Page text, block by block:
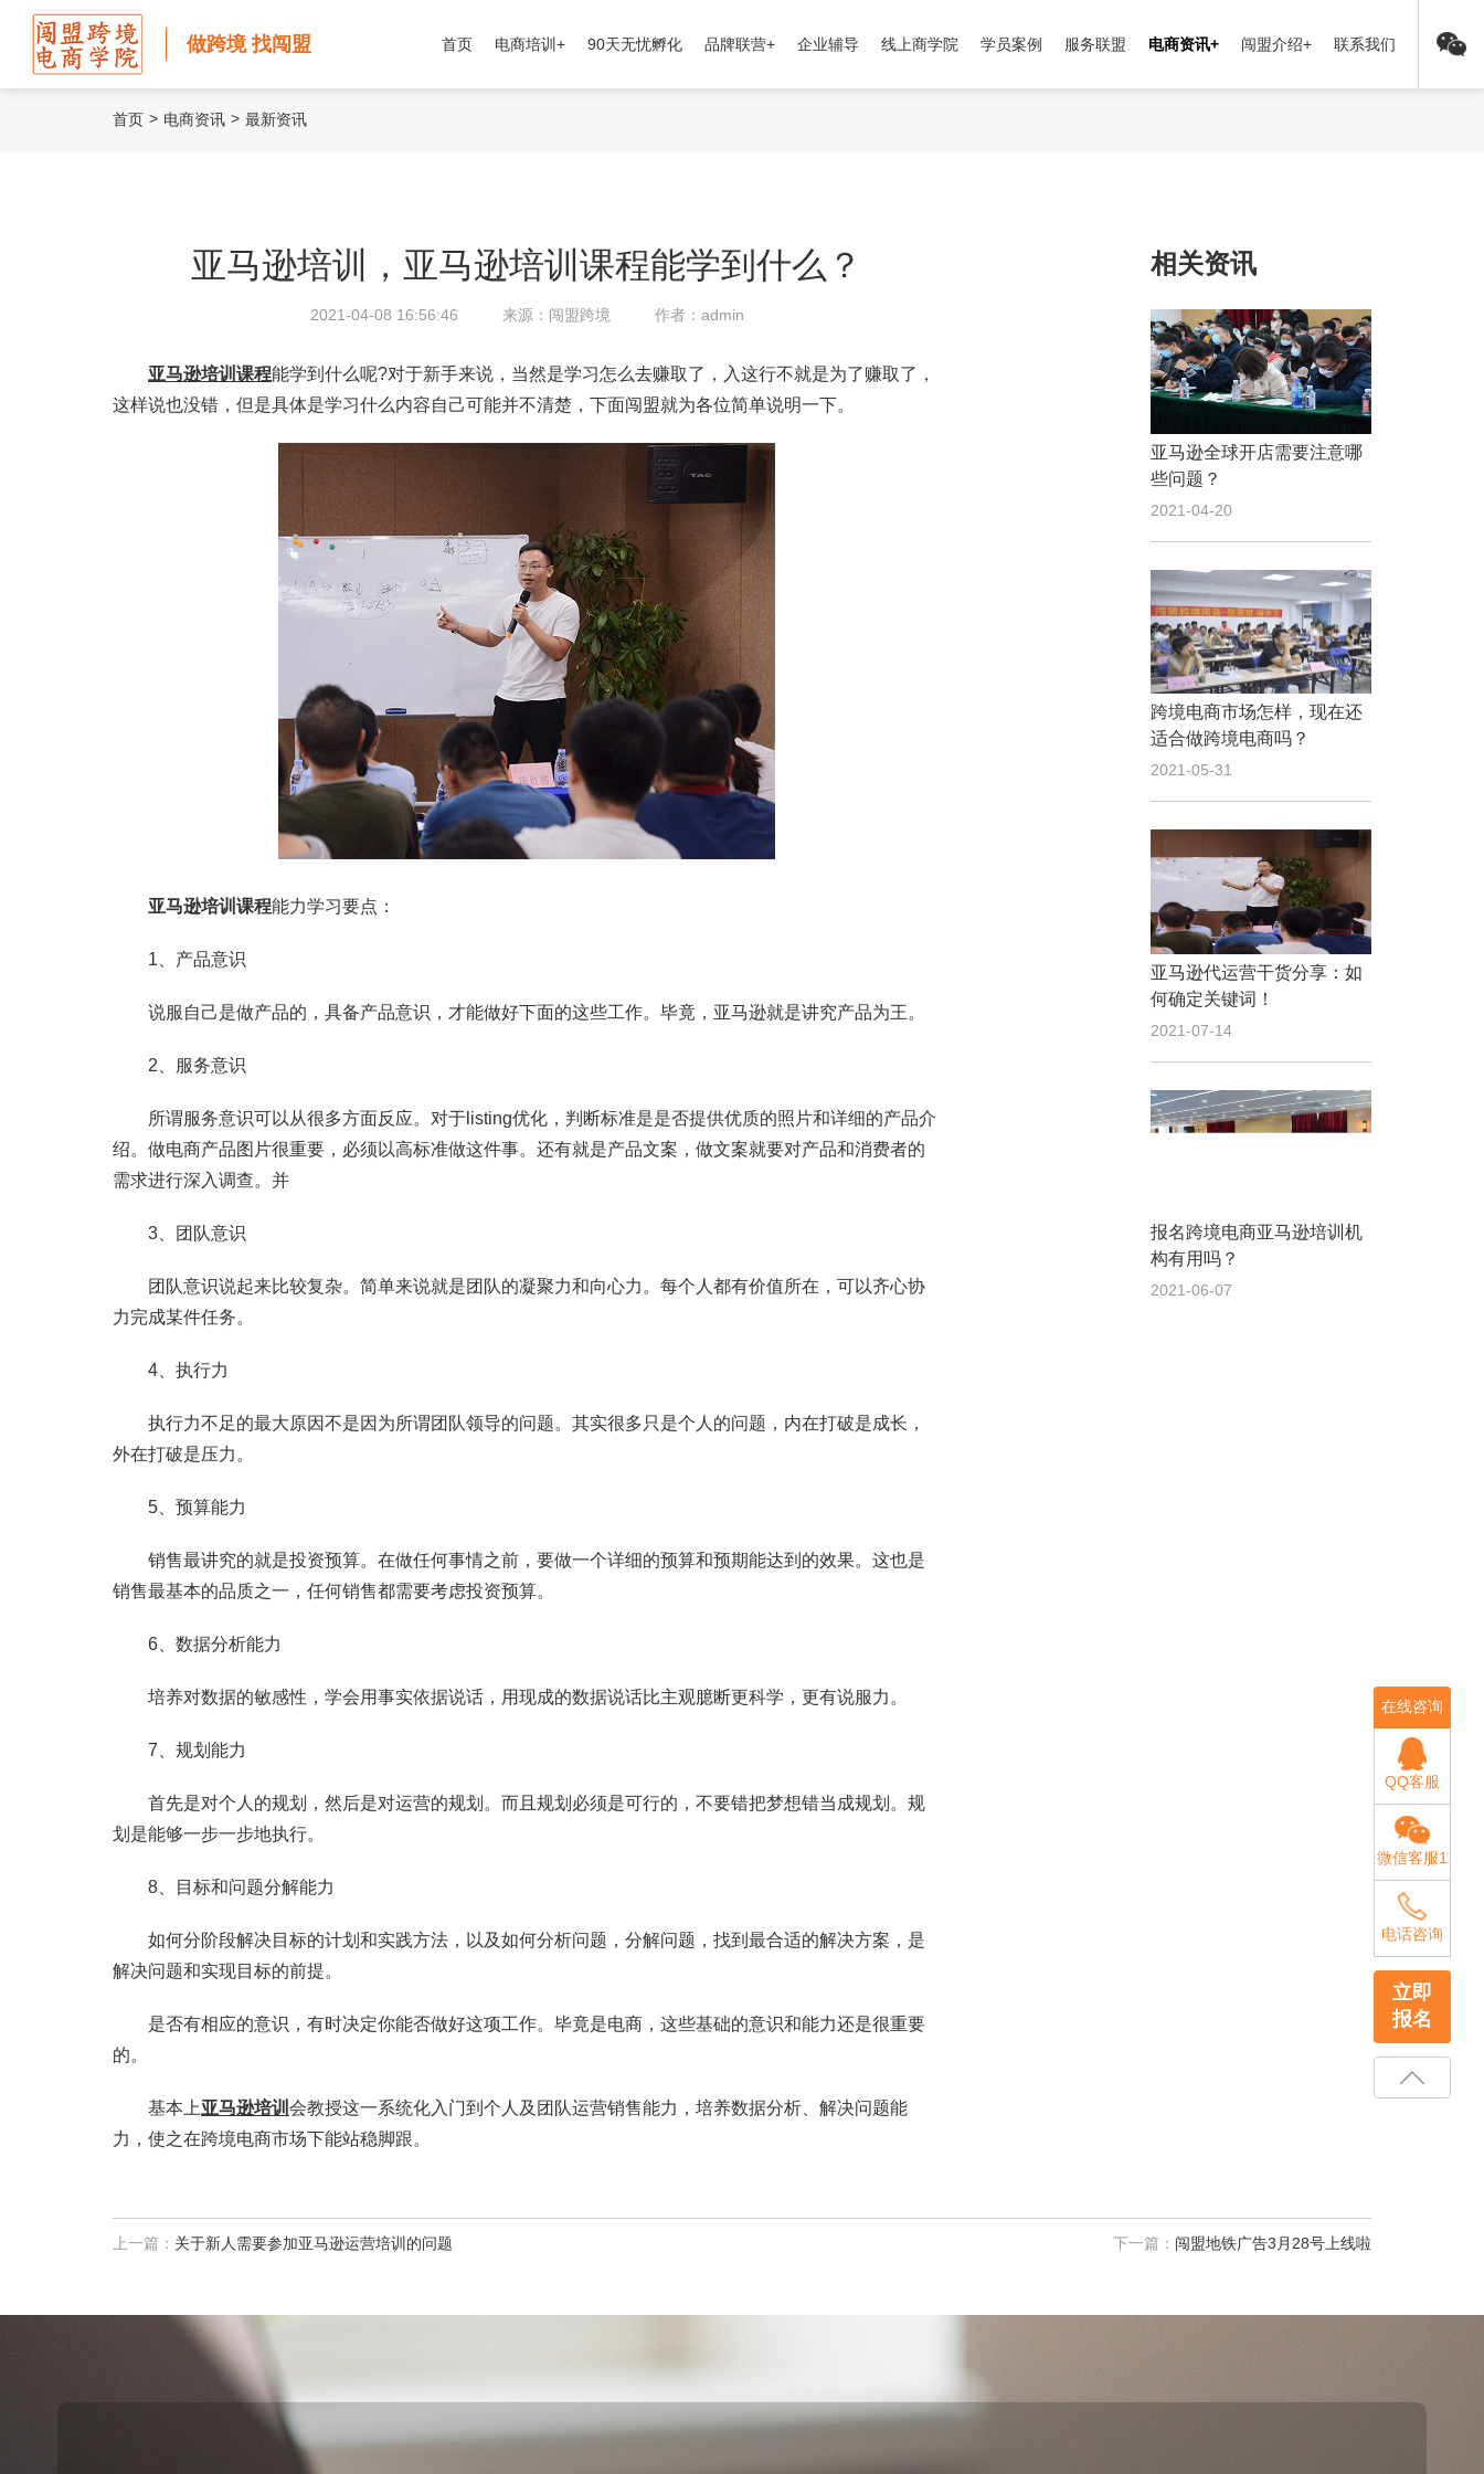
做跨境 找闯盟 首页 电商培训+ 90天无忧孵化 品牌联营+ 企业辅导 线上商学院 学员案例 服务联盟 电商资讯+ 闯盟介绍+ 联系我们
首页 > 电商资讯 > 最新资讯
亚马逊培训，亚马逊培训课程能学到什么？
2021-04-08 16:56:46 来源：闯盟跨境 作者：admin
亚马逊培训课程能学到什么呢?对于新手来说，当然是学习怎么去赚取了，入这行不就是为了赚取了，
这样说也没错，但是具体是学习什么内容自己可能并不清楚，下面闯盟就为各位简单说明一下。
亚马逊培训课程能力学习要点：
1、产品意识
说服自己是做产品的，具备产品意识，才能做好下面的这些工作。毕竟，亚马逊就是讲究产品为王。
2、服务意识
所谓服务意识可以从很多方面反应。对于listing优化，判断标准是是否提供优质的照片和详细的产品介
绍。做电商产品图片很重要，必须以高标准做这件事。还有就是产品文案，做文案就要对产品和消费者的
需求进行深入调查。并
3、团队意识
团队意识说起来比较复杂。简单来说就是团队的凝聚力和向心力。每个人都有价值所在，可以齐心协
力完成某件任务。
4、执行力
执行力不足的最大原因不是因为所谓团队领导的问题。其实很多只是个人的问题，内在打破是成长，
外在打破是压力。
5、预算能力
销售最讲究的就是投资预算。在做任何事情之前，要做一个详细的预算和预期能达到的效果。这也是
销售最基本的品质之一，任何销售都需要考虑投资预算。
6、数据分析能力
培养对数据的敏感性，学会用事实依据说话，用现成的数据说话比主观臆断更科学，更有说服力。
7、规划能力
首先是对个人的规划，然后是对运营的规划。而且规划必须是可行的，不要错把梦想错当成规划。规
划是能够一步一步地执行。
8、目标和问题分解能力
如何分阶段解决目标的计划和实践方法，以及如何分析问题，分解问题，找到最合适的解决方案，是
解决问题和实现目标的前提。
是否有相应的意识，有时决定你能否做好这项工作。毕竟是电商，这些基础的意识和能力还是很重要
的。
基本上亚马逊培训 会教授这一系统化入门到个人及团队运营销售能力，培养数据分析、解决问题能
力，使之在跨境电商市场下能站稳脚跟。
相关资讯
亚马逊全球开店需要注意哪
些问题？
2021-04-20
跨境电商市场怎样，现在还
适合做跨境电商吗？
2021-05-31
亚马逊代运营干货分享：如
何确定关键词！
2021-07-14
报名跨境电商亚马逊培训机
构有用吗？
2021-06-07
上一篇： 关于新人需要参加亚马逊运营培训的问题 下一篇： 闯盟地铁广告3月28号上线啦
在线咨询
QQ客服
微信客服1
电话咨询
立即
报名